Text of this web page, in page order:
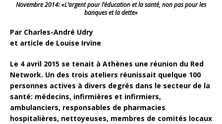
Novembre 2014: «L’argent pour l’éducation et la santé, non pas pour les
banques et la dette»
Par Charles-André Udry
et article de Louise Irvine
Le 4 avril 2015 se tenait à Athènes une réunion du Red
Network. Un des trois ateliers réunissait quelque 100
personnes actives à divers degrés dans le secteur de la
santé: médecins, infirmières et infirmiers,
ambulanciers, responsables de pharmacies
hospitalières, nettoyeuses, membres de comités locaux